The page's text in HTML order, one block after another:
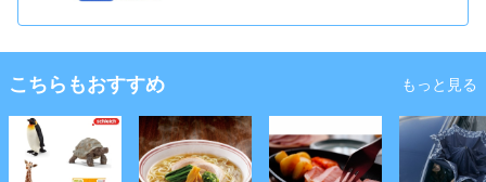
こちらもおすすめ もっと見る